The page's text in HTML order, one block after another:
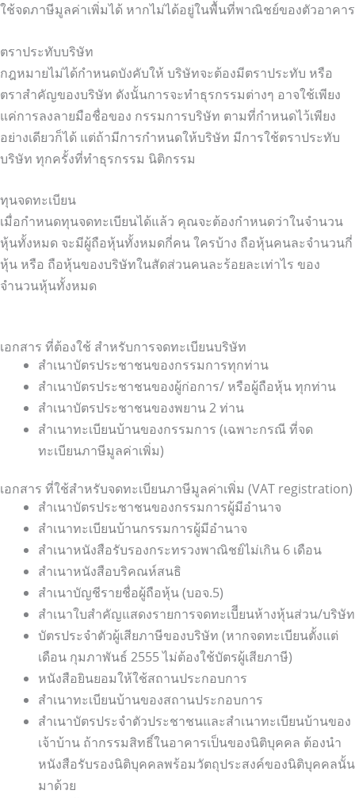
ใช้จดภาษีมูลค่าเพิ่มได้ หากไม่ได้อยู่ในพื้นที่พาณิชย์ของตัวอาคาร
ตราประทับบริษัท
กฎหมายไม่ได้กำหนดบังคับให้ บริษัทจะต้องมีตราประทับ หรือ
ตราสำคัญของบริษัท ดังนั้นการจะทำธุรกรรมต่างๆ อาจใช้เพียง
แค่การลงลายมือชื่อของ กรรมการบริษัท ตามที่กำหนดไว้เพียง
อย่างเดียวก็ได้ แต่ถ้ามีการกำหนดให้บริษัท มีการใช้ตราประทับ
บริษัท ทุกครั้งที่ทำธุรกรรม นิติกรรม
ทุนจดทะเบียน
เมื่อกำหนดทุนจดทะเบียนได้แล้ว คุณจะต้องกำหนดว่าในจำนวน
หุ้นทั้งหมด จะมีผู้ถือหุ้นทั้งหมดกี่คน ใครบ้าง ถือหุ้นคนละจำนวนกี่
หุ้น หรือ ถือหุ้นของบริษัทในสัดส่วนคนละร้อยละเท่าไร ของ
จำนวนหุ้นทั้งหมด
เอกสาร ที่ต้องใช้ สำหรับการจดทะเบียนบริษัท
สำเนาบัตรประชาชนของกรรมการทุกท่าน
สำเนาบัตรประชาชนของผู้ก่อการ/ หรือผู้ถือหุ้น ทุกท่าน
สำเนาบัตรประชาชนของพยาน 2 ท่าน
สำเนาทะเบียนบ้านของกรรมการ (เฉพาะกรณี ที่จด
ทะเบียนภาษีมูลค่าเพิ่ม)
เอกสาร ที่ใช้สำหรับจดทะเบียนภาษีมูลค่าเพิ่ม (VAT registration)
สำเนาบัตรประชาชนของกรรมการผู้มีอำนาจ
สำเนาทะเบียนบ้านกรรมการผู้มีอำนาจ
สำเนาหนังสือรับรองกระทรวงพาณิชย์ไม่เกิน 6 เดือน
สำเนาหนังสือบริคณห์สนธิ
สำเนาบัญชีรายชื่อผู้ถือหุ้น (บอจ.5)
สำเนาใบสำคัญแสดงรายการจดทะเบีียนห้างหุ้นส่วน/บริษัท
บัตรประจำตัวผู้เสียภาษีของบริษัท (หากจดทะเบียนตั้งแต่
เดือน กุมภาพันธ์ 2555 ไม่ต้องใช้บัตรผู้เสียภาษี)
หนังสือยินยอมให้ใช้สถานประกอบการ
สำเนาทะเบียนบ้านของสถานประกอบการ
สำเนาบัตรประจำตัวประชาชนและสำเนาทะเบียนบ้านของ
เจ้าบ้าน ถ้ากรรมสิทธิ์ในอาคารเป็นของนิติบุคคล ต้องนำ
หนังสือรับรองนิติบุคคลพร้อมวัตถุประสงค์ของนิติบุคคลนั้น
มาด้วย